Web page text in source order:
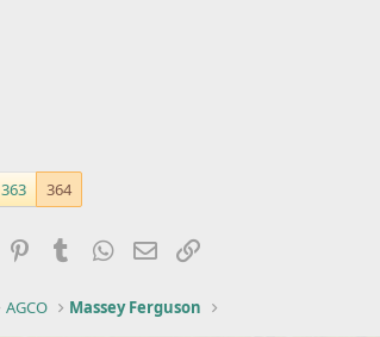
363 364
Reddit PinterestTumblrWhatsApp
Imejl
AGCO Massey Ferguson